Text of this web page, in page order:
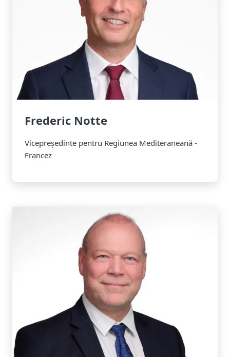
Frederic Notte
Vicepreședinte pentru Regiunea Mediteraneană -
Francez